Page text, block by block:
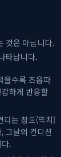
것은 아닙니다.
타납니다.
을수록 초음파
하게 반응할
디는 정도(역치)
그날의 컨디션
.